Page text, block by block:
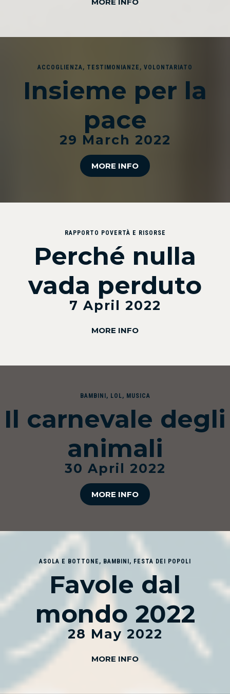
ACCOGLIENZA, TESTIMONIANZE , VOLONTARIATO
Insieme per la
pace
29 March 2022
MORE INFO
RAPPORTO POVERTÀ E RISORSE
Perché nulla
vada perduto
7 April 2022
MORE INFO
BAMBINI , LOL, MUSICA
Il carnevale degli
animali
30 April 2022
MORE INFO
ASOLA E BOTTONE , BAMBINI , FESTA DEI POPOLI
Favole dal
mondo 2022
28 May 2022
MORE INFO